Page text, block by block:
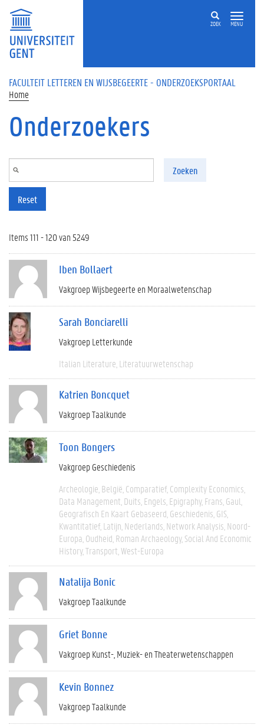
Overslaan en naar de inhoud gaan
ZOEK MENU
FACULTEIT LETTEREN EN WIJSBEGEERTE - ONDERZOEKSPORTAAL
Home
Onderzoekers
Zoeken
Reset
Items 111 - 120 van 5249
Iben Bollaert
Vakgroep Wijsbegeerte en Moraalwetenschap
Sarah Bonciarelli
Vakgroep Letterkunde
Italian Literature Literatuurwetenschap
Katrien Boncquet
Vakgroep Taalkunde
Toon Bongers
Vakgroep Geschiedenis
Archeologie België Comparatief Complexity Economics
Data Management Duits Engels Epigraphy Frans Gaul
Geografisch En Kaart Gebaseerd Geschiedenis GIS
Kwantitatief Latijn Nederlands Network Analysis Noord-
Europa Oudheid Roman Archaeology Social And Economic
History Transport West-Europa
Natalija Bonic
Vakgroep Taalkunde
Griet Bonne
Vakgroep Kunst-, Muziek- en Theaterwetenschappen
Kevin Bonnez
Vakgroep Taalkunde